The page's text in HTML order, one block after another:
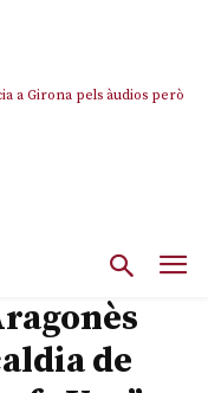
a Girona pels àudios però
de